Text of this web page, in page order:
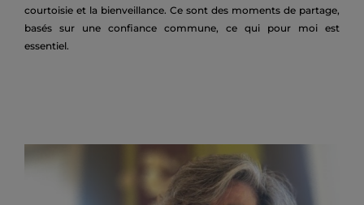
courtoisie et la bienveillance. Ce sont des moments de partage,
basés sur une confiance commune, ce qui pour moi est
essentiel.